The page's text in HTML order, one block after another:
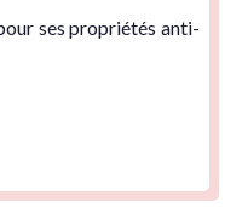
ses propriétés anti-